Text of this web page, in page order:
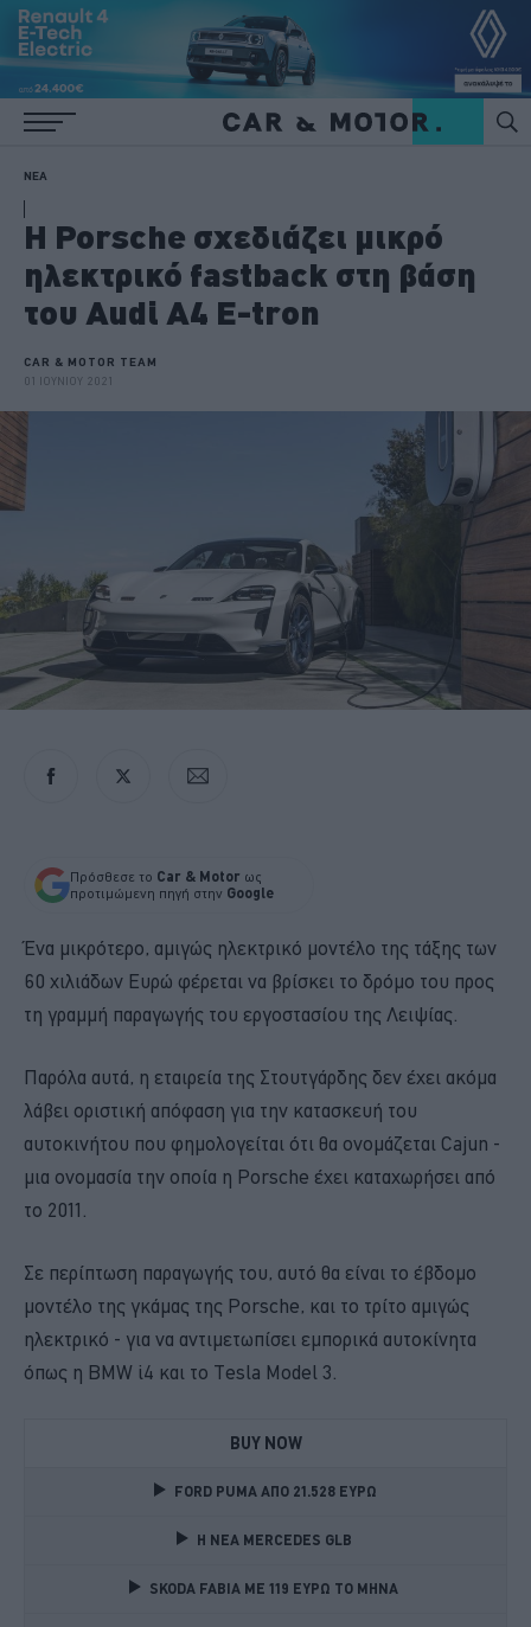
ΝΕΑ
Η Porsche σχεδιάζει μικρό
ηλεκτρικό fastback στη βάση
του Audi A4 E-tron
CAR & MOTOR TEAM
01 ΙΟΥΝΙΟΥ 2021
Πρόσθεσε το Car & Motor ως
προτιμώμενη πηγή στην Google
Ένα μικρότερο, αμιγώς ηλεκτρικό μοντέλο της τάξης των
60 χιλιάδων Ευρώ φέρεται να βρίσκει το δρόμο του προς
τη γραμμή παραγωγής του εργοστασίου της Λειψίας.
Παρόλα αυτά, η εταιρεία της Στουτγάρδης δεν έχει ακόμα
λάβει οριστική απόφαση για την κατασκευή του
αυτοκινήτου που φημολογείται ότι θα ονομάζεται Cajun -
μια ονομασία την οποία η Porsche έχει καταχωρήσει από
το 2011.
Σε περίπτωση παραγωγής του, αυτό θα είναι το έβδομο
μοντέλο της γκάμας της Porsche, και το τρίτο αμιγώς
ηλεκτρικό - για να αντιμετωπίσει εμπορικά αυτοκίνητα
όπως η BMW i4 και το Tesla Model 3.
BUY NOW
FORD PUMA ΑΠΟ 21.528 ΕΥΡΩ
Η ΝΕΑ MERCEDES GLB
SKODA FABIA ME 119 ΕΥΡΩ ΤΟ ΜΗΝΑ